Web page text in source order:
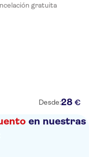
gratuita
Desde:28 €
en nuestras